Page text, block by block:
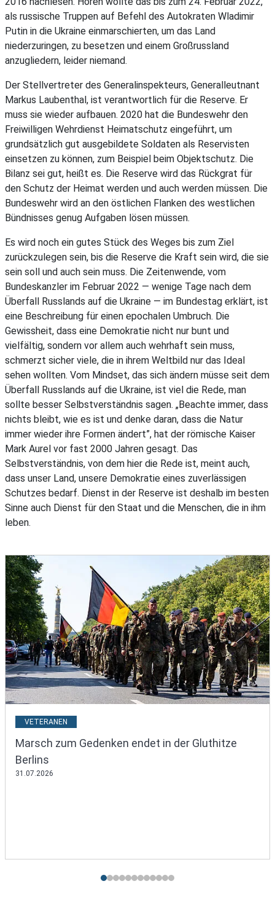
als russische Truppen auf Befehl des Autokraten Wladimir
Putin in die Ukraine einmarschierten, um das Land
niederzuringen, zu besetzen und einem Großrussland
anzugliedern, leider niemand.
Der Stellvertreter des Generalinspekteurs, Generalleutnant
Markus Laubenthal, ist verantwortlich für die Reserve. Er
muss sie wieder aufbauen. 2020 hat die Bundeswehr den
Freiwilligen Wehrdienst Heimatschutz eingeführt, um
grundsätzlich gut ausgebildete Soldaten als Reservisten
einsetzen zu können, zum Beispiel beim Objektschutz. Die
Bilanz sei gut, heißt es. Die Reserve wird das Rückgrat für
den Schutz der Heimat werden und auch werden müssen. Die
Bundeswehr wird an den östlichen Flanken des westlichen
Bündnisses genug Aufgaben lösen müssen.
Es wird noch ein gutes Stück des Weges bis zum Ziel
zurückzulegen sein, bis die Reserve die Kraft sein wird, die sie
sein soll und auch sein muss. Die Zeitenwende, vom
Bundeskanzler im Februar 2022 — wenige Tage nach dem
Überfall Russlands auf die Ukraine — im Bundestag erklärt, ist
eine Beschreibung für einen epochalen Umbruch. Die
Gewissheit, dass eine Demokratie nicht nur bunt und
vielfältig, sondern vor allem auch wehrhaft sein muss,
schmerzt sicher viele, die in ihrem Weltbild nur das Ideal
sehen wollten. Vom Mindset, das sich ändern müsse seit dem
Überfall Russlands auf die Ukraine, ist viel die Rede, man
sollte besser Selbstverständnis sagen. „Beachte immer, dass
nichts bleibt, wie es ist und denke daran, dass die Natur
immer wieder ihre Formen ändert”, hat der römische Kaiser
Mark Aurel vor fast 2000 Jahren gesagt. Das
Selbstverständnis, von dem hier die Rede ist, meint auch,
dass unser Land, unsere Demokratie eines zuverlässigen
Schutzes bedarf. Dienst in der Reserve ist deshalb im besten
Sinne auch Dienst für den Staat und die Menschen, die in ihm
leben.
VETERANEN
Marsch zum Gedenken endet in der Gluthitze
Berlins
31.07.2026